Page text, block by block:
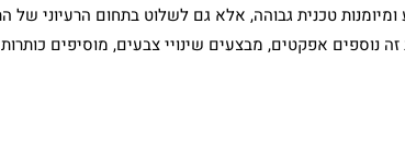
טכנית גבוהה, אלא גם לשלוט בתחום הרעיוני של